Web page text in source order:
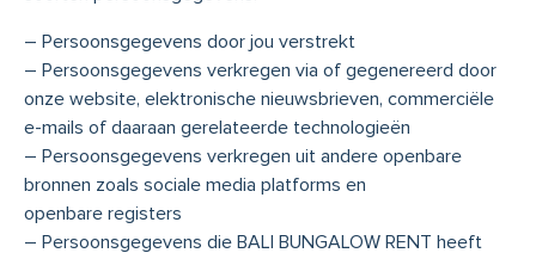
– Persoonsgegevens door jou verstrekt
– Persoonsgegevens verkregen via of gegenereerd door
onze website, elektronische nieuwsbrieven, commerciële
e-mails of daaraan gerelateerde technologieën
– Persoonsgegevens verkregen uit andere openbare
bronnen zoals sociale media platforms en
openbare registers
– Persoonsgegevens die BALI BUNGALOW RENT heeft